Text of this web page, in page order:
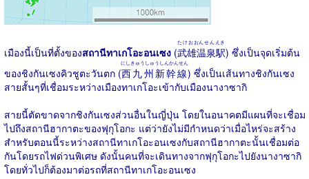
เมืองนี้เป็นที่ตั้งของสถานีทาเกโอะอนเซง (武雄温泉駅
たけおおんせんえき
) ซึ่งเป็นจุดเริ่มต้น
ของชิงกันเซงคิวชูตะวันตก (西九州新幹線
にしきゅうしゅうしんかんせん
) ซึ่งเป็นเส้นทางชิงกันเซง
สายสั้นๆที่เชื่อมระหว่างเมืองทาเกโอะเข้ากับเมืองนางาซากิ
สายนี้ตัดขาดจากชิงกันเซงส่วนอื่นในญี่ปุ่น โดยในอนาคตมีแผนที่จะเชื่อม
ไปถึงสถานีฮากาตะของฟุกุโอกะ แต่ว่ายังไม่มีกำหนดว่าเมื่อไหร่จะสร้าง
สำหรับตอนนี้ระหว่างสถานีทาเกโอะอนเซงกับสถานีฮากาตะนั้นเชื่อมต่อ
กันโดยรถไฟด่วนพิเศษ ดังนั้นคนที่จะเดินทางจากฟุกุโอกะไปยังนางาซากิ
โดยทั่วไปก็ต้องมาต่อรถที่สถานีทาเกโอะอนเซง